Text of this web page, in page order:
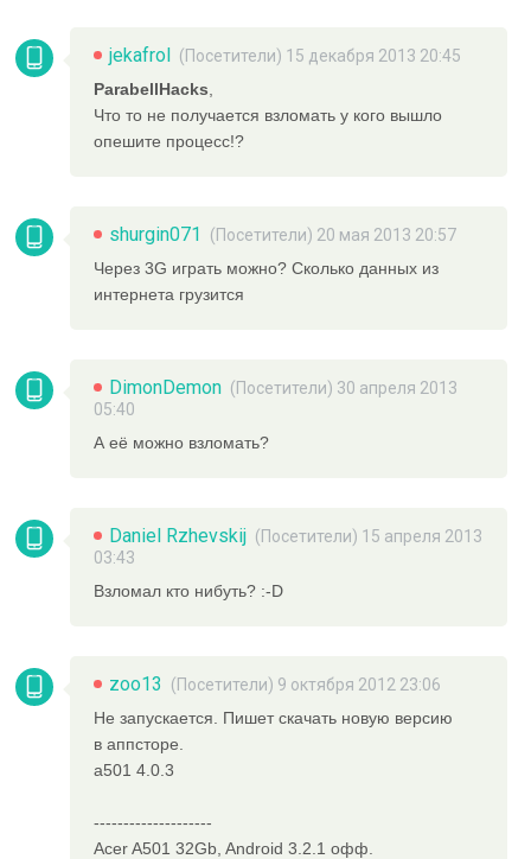
jekafrol (Посетители) 15 декабря 2013 20:45
ParabellHacks
Что то не получается взломать у кого вышло
опешите процесс!?
shurgin071
(Посетители) 20 мая 2013 20:57
Через 3G играть можно? Сколько данных из
интернета грузится
DimonDemon (Посетители) 30 апреля 2013
05:40
А её можно взломать?
Daniel Rzhevskij (Посетители) 15 апреля 2013
03:43
Взломал кто нибуть? :-D
zoo13
(Посетители) 9 октября 2012 23:06
Не запускается. Пишет скачать новую версию
в аппсторе.
а501 4.0.3
--------------------
Acer A501 32Gb, Android 3.2.1 офф.